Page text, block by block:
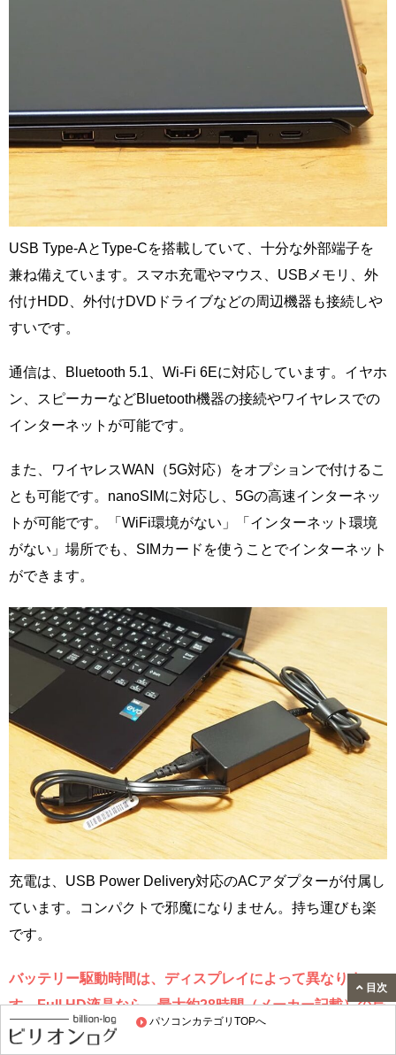
パソコンカテゴリTOPへ
USB Type-AとType-Cを搭載していて、十分な外部端子を
兼ね備えています。スマホ充電やマウス、USBメモリ、外
付けHDD、外付けDVDドライブなどの周辺機器も接続しや
すいです。
通信は、Bluetooth 5.1、Wi-Fi 6Eに対応しています。イヤホ
ン、スピーカーなどBluetooth機器の接続やワイヤレスでの
インターネットが可能です。
また、ワイヤレスWAN（5G対応）をオプションで付けるこ
とも可能です。nanoSIMに対応し、5Gの高速インターネッ
トが可能です。「WiFi環境がない」「インターネット環境
がない」場所でも、SIMカードを使うことでインターネット
ができます。
充電は、USB Power Delivery対応のACアダプターが付属し
ています。コンパクトで邪魔になりません。持ち運びも楽
です。
バッテリー駆動時間は、ディスプレイによって異なりま
す。Full HD液晶なら、最大約28時間（メーカー記載）の長
時間駆動です。余裕をもって使えます。
目次